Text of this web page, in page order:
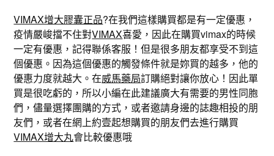
VIMAX增大膠囊正品?在我們這樣購買都是有一定優惠，
疫情嚴峻擋不住對VIMAX喜愛，因此在購買vimax的時候
一定有優惠，記得聯係客服！但是很多朋友都享受不到這
個優惠。因為這個優惠的觸發條件就是妳買的越多，他的
優惠力度就越大。在威馬藥局訂購絕對讓你放心！因此單
買是很吃虧的，所以小編在此建議廣大有需要的男性同胞
們，儘量選擇團購的方式，或者邀請身邊的誌趣相投的朋
友們，或者在網上約壹起想購買的朋友們去進行購買
VIMAX增大丸會比較優惠哦